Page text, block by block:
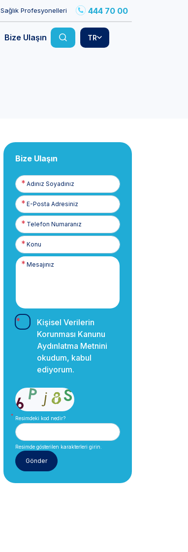
Sağlık Profesyonelleri 444 70 00
Bize Ulaşın TR
Bize Ulaşın
Adınız
Soyadınız
E-
Posta
Telefon
Numaranız
Kişisel Verilerin
Korunması Kanunu
Aydınlatma Metnini
okudum, kabul
ediyorum.
Resimdeki kod nedir?
Resimde gösterilen karakterleri girin.